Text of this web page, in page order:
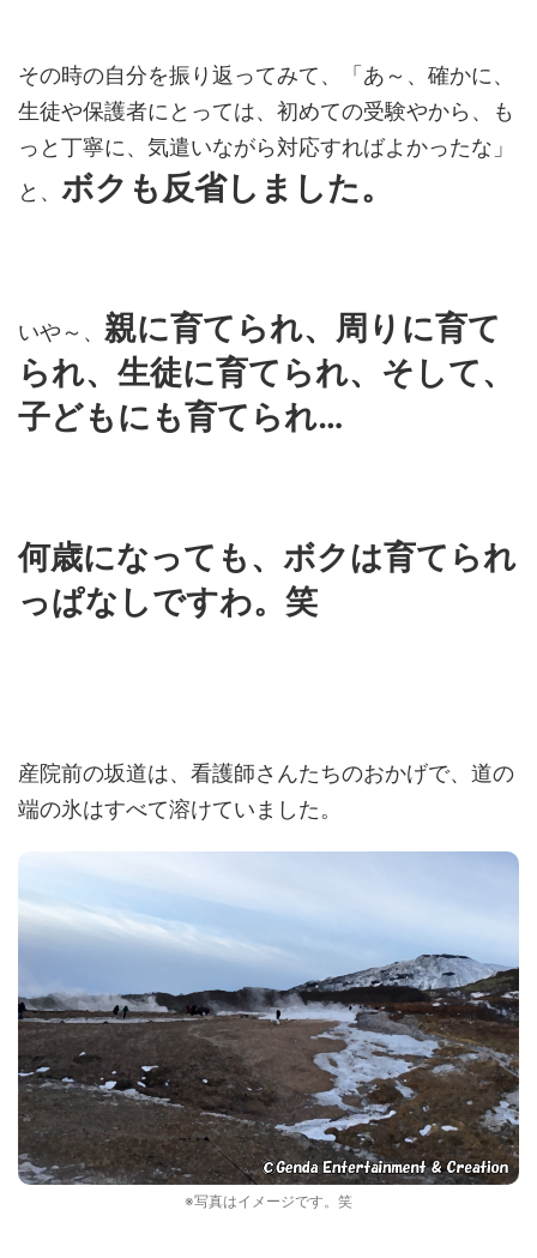
その時の自分を振り返ってみて、「あ～、確かに、
生徒や保護者にとっては、初めての受験やから、も
っと丁寧に、気遣いながら対応すればよかったな」
と、 ボクも反省しました。
いや～、 親に育てられ、周りに育て
られ、生徒に育てられ、そして、
子どもにも育てられ…
何歳になっても、ボクは育てられ
っぱなしですわ。笑
産院前の坂道は、看護師さんたちのおかげで、道の
端の氷はすべて溶けていました。
※写真はイメージです。笑